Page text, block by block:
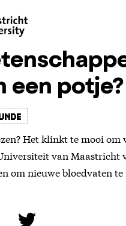
een potje?
Het klinkt te mooi om
van Maastricht
om nieuwe bloedvaten